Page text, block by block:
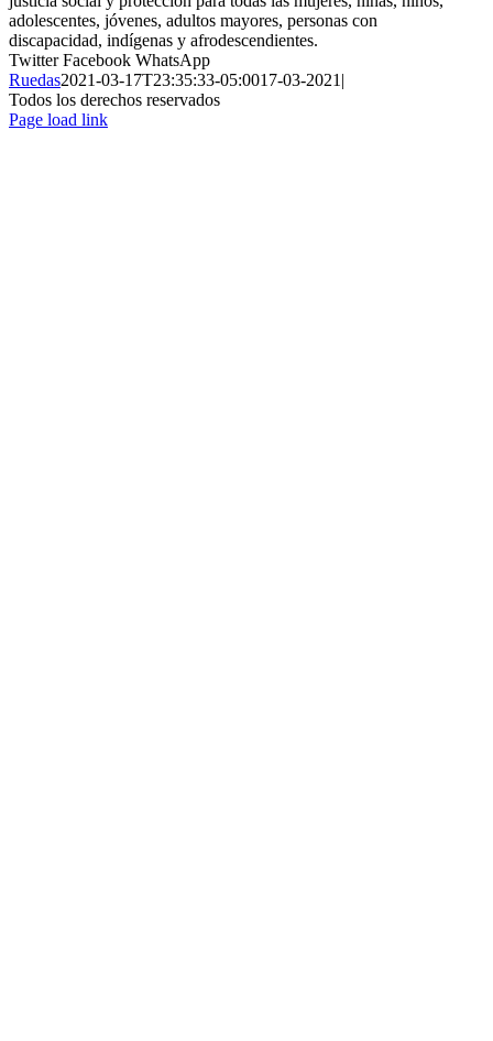
adolescentes, jóvenes, adultos mayores, personas con
discapacidad, indígenas y afrodescendientes.
TwitterFacebook WhatsApp
Ruedas2021-03-17T23:35:33-05:0017-03-2021|
Todos los derechos reservados
Page load link